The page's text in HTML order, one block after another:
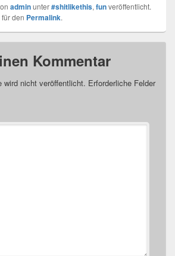
adminunter#shitlikethis, funveröffentlicht.
den Permalink.
Kommentar
wird nicht veröffentlicht. Erforderliche Felder